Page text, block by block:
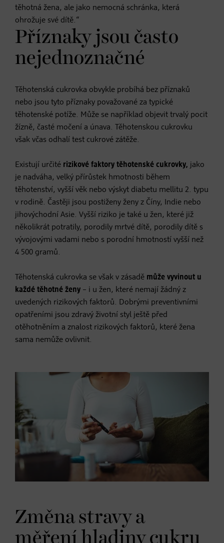
těhotná žena, ale jako nemocná schránka, která
ohrožuje své dítě.“
Příznaky jsou často
nejednoznačné
Těhotenská cukrovka obvykle probíhá bez příznaků
nebo jsou tyto příznaky považované za typické
těhotenské potíže. Může se například objevit trvalý pocit
žízně, časté močení a únava. Těhotenskou cukrovku
však včas odhalí test cukrové zátěže.
Existují určité rizikové faktory těhotenské cukrovky, jako
je nadváha, velký přírůstek hmotnosti během
těhotenství, vyšší věk nebo výskyt diabetu mellitu 2. typu
v rodině. Častěji jsou postiženy ženy z Číny, Indie nebo
jihovýchodní Asie. Vyšší riziko je také u žen, které již
několikrát potratily, porodily mrtvé dítě, porodily dítě s
vývojovými vadami nebo s porodní hmotností vyšší než
4 500 gramů.
Těhotenská cukrovka se však v zásadě může vyvinout u
každé těhotné ženy – i u žen, které nemají žádný z
uvedených rizikových faktorů. Dobrými preventivními
opatřeními jsou zdravý životní styl ještě před
otěhotněním a znalost rizikových faktorů, které žena
sama nemůže ovlivnit.
Změna stravy a
měření hladiny cukru